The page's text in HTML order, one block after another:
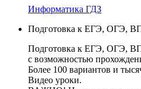
Информатика ГДЗ
Подготовка к ЕГЭ, ОГЭ,
Подготовка к ЕГЭ, ОГЭ,
с возможностью
Более 100 вариантов и
Видео уроки.